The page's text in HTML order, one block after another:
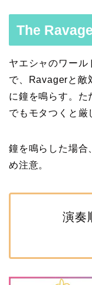
The
ヤエシャのワール
で、Ravagerと敵
に鐘を鳴らす。た
でもモタつくと厳
鐘を鳴らした場合
め注意。
演奏